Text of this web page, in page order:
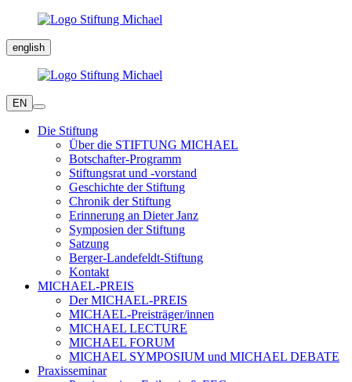
english
EN
Die Stiftung
Über die STIFTUNG MICHAEL
Botschafter-Programm
Stiftungsrat und -vorstand
Geschichte der Stiftung
Chronik der Stiftung
Erinnerung an Dieter Janz
Symposien der Stiftung
Satzung
Berger-Landefeldt-Stiftung
Kontakt
MICHAEL-PREIS
Der MICHAEL-PREIS
MICHAEL-Preisträger/innen
MICHAEL LECTURE
MICHAEL FORUM
MICHAEL SYMPOSIUM und MICHAEL DEBATE
Praxisseminar